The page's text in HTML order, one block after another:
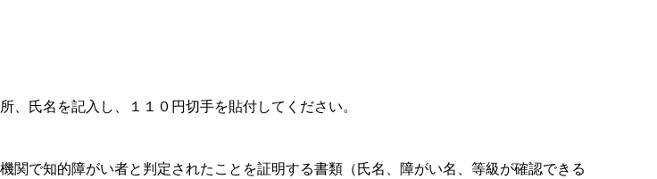
氏名を記入し、１１０円切手を貼付してください。
で知的障がい者と判定されたことを証明する書類（氏名、障がい名、等級が確認できる